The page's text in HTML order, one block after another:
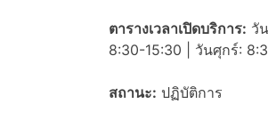
ตารางเวลาเปิดบริการ: วั
8:30-15:30 | วันศุกร์:
สถานะ: ปฏิบัติการ